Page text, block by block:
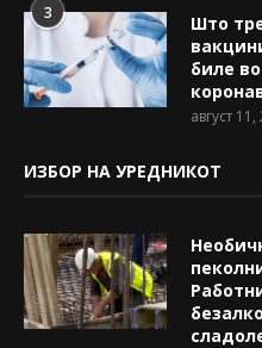
3
Што
биле
август 11,
ИЗБОР НА УРЕДНИКОТ